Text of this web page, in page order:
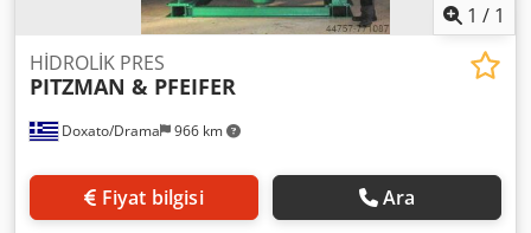
1 / 1
Doxato/Drama 966 km
HİDROLİK PRES
PITZMAN & PFEIFER
Fiyat bilgisi Ara